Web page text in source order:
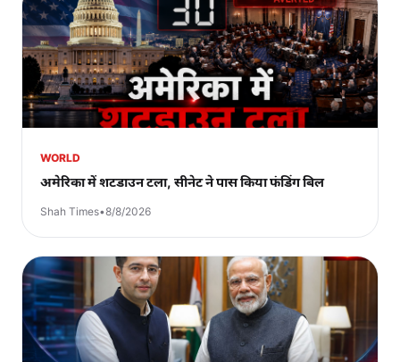
WORLD
अमेरिका में शटडाउन टला, सीनेट ने पास किया फंडिंग बिल
Shah Times•8/8/2026